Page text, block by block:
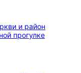
и район
прогулке